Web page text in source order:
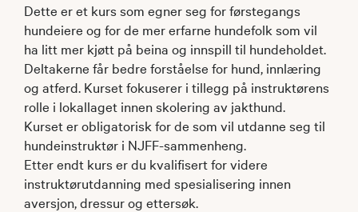
Dette er et kurs som egner seg for førstegangs
hundeiere og for de mer erfarne hundefolk som vil
ha litt mer kjøtt på beina og innspill til hundeholdet.
Deltakerne får bedre forståelse for hund, innlæring
og atferd. Kurset fokuserer i tillegg på instruktørens
rolle i lokallaget innen skolering av jakthund.
Kurset er obligatorisk for de som vil utdanne seg til
hundeinstruktør i NJFF-sammenheng.
Etter endt kurs er du kvalifisert for videre
instruktørutdanning med spesialisering innen
aversjon, dressur og ettersøk.